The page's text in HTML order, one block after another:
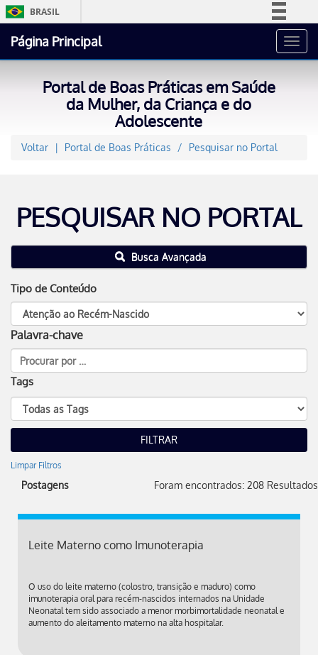
BRASIL
Acesso à informação
Canais
Página Principal
Portal de Boas Práticas em Saúde
da Mulher, da Criança e do
Adolescente
Voltar Portal de Boas Práticas Pesquisar no Portal
PESQUISAR NO PORTAL
Busca Avançada
Tipo de Conteúdo
Palavra-chave
Tags
Limpar Filtros
Postagens Foram encontrados: 208 Resultados
Leite Materno como Imunoterapia
O uso do leite materno (colostro, transição e maduro) como
imunoterapia oral para recém-nascidos internados na Unidade
Neonatal tem sido associado a menor morbimortalidade neonatal e
aumento do aleitamento materno na alta hospitalar.